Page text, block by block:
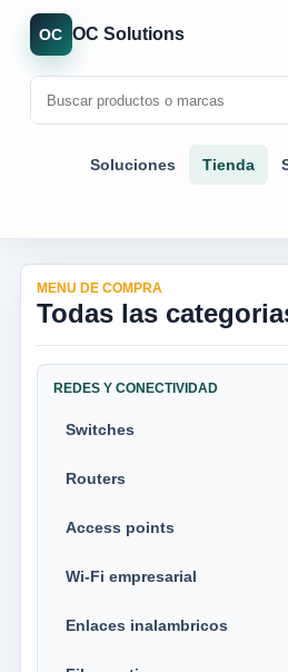
OC OC Solutions
Soluciones Tienda
MENU DE COMPRA
Todas las
REDES Y CONECTIVIDAD
Switches
Routers
Access points
Wi-Fi empresarial
Enlaces inalambricos